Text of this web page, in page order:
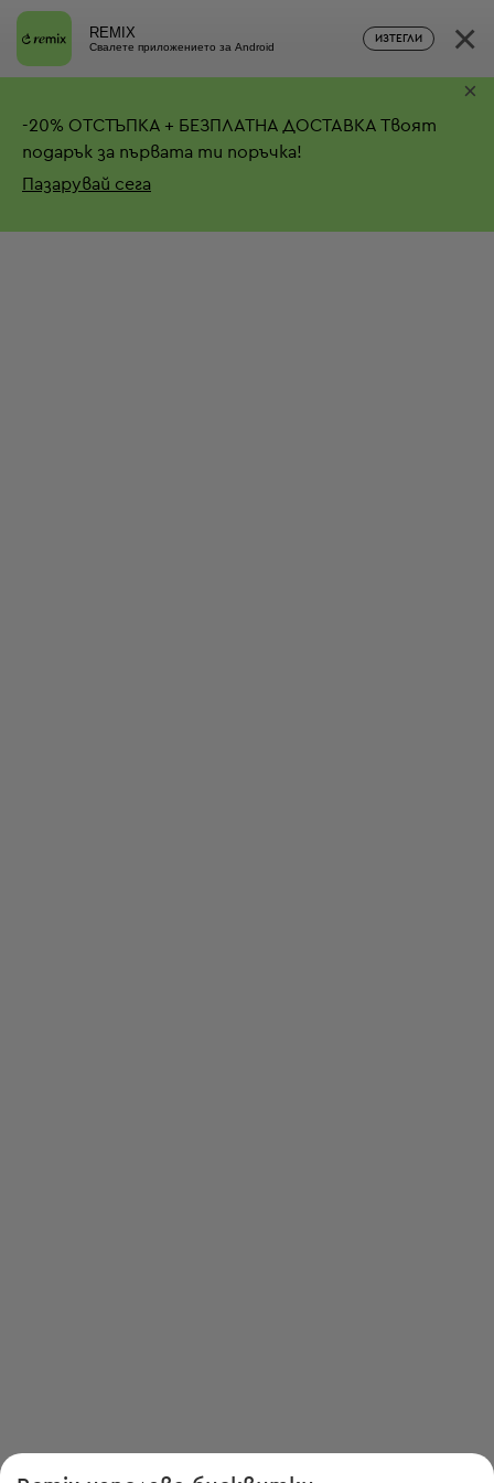
REMIX
Свалете приложението за Android
ИЗТЕГЛИ ×
-20% ОТСТЪПКА + БЕЗПЛАТНА ДОСТАВКА Твоят
подарък за първата ти поръчка!
Пазарувай сега
×